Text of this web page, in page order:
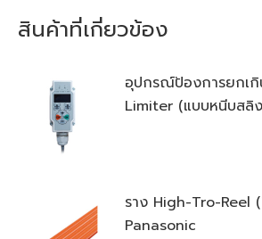
สินค้าที่เกี่ยวข้อง
อุปกรณ์ป้องการยกเ
Limiter (แบบหนีบสลิ
ราง High-Tro-Reel
Panasonic